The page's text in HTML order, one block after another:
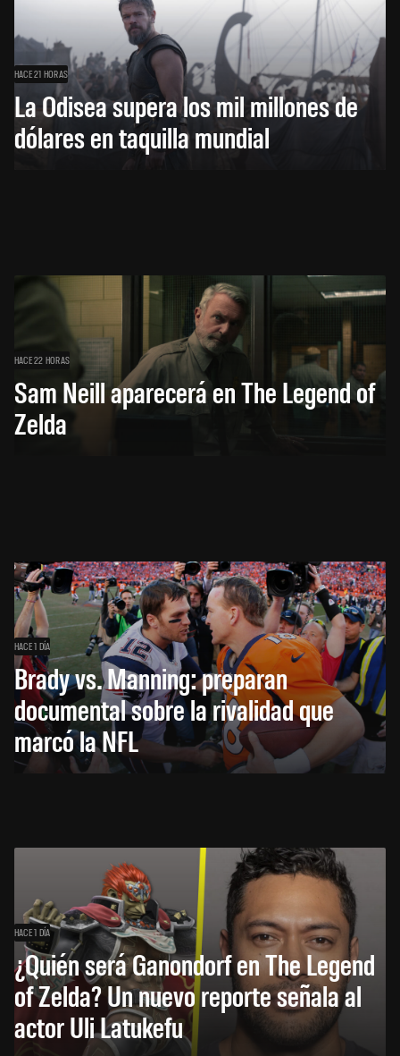
HACE 21 HORAS
La Odisea supera los mil millones de
dólares en taquilla mundial
HACE 22 HORAS
Sam Neill aparecerá en The Legend of
Zelda
HACE 1 DÍA
Brady vs. Manning: preparan
documental sobre la rivalidad que
marcó la NFL
HACE 1 DÍA
¿Quién será Ganondorf en The Legend
of Zelda? Un nuevo reporte señala al
actor Uli Latukefu